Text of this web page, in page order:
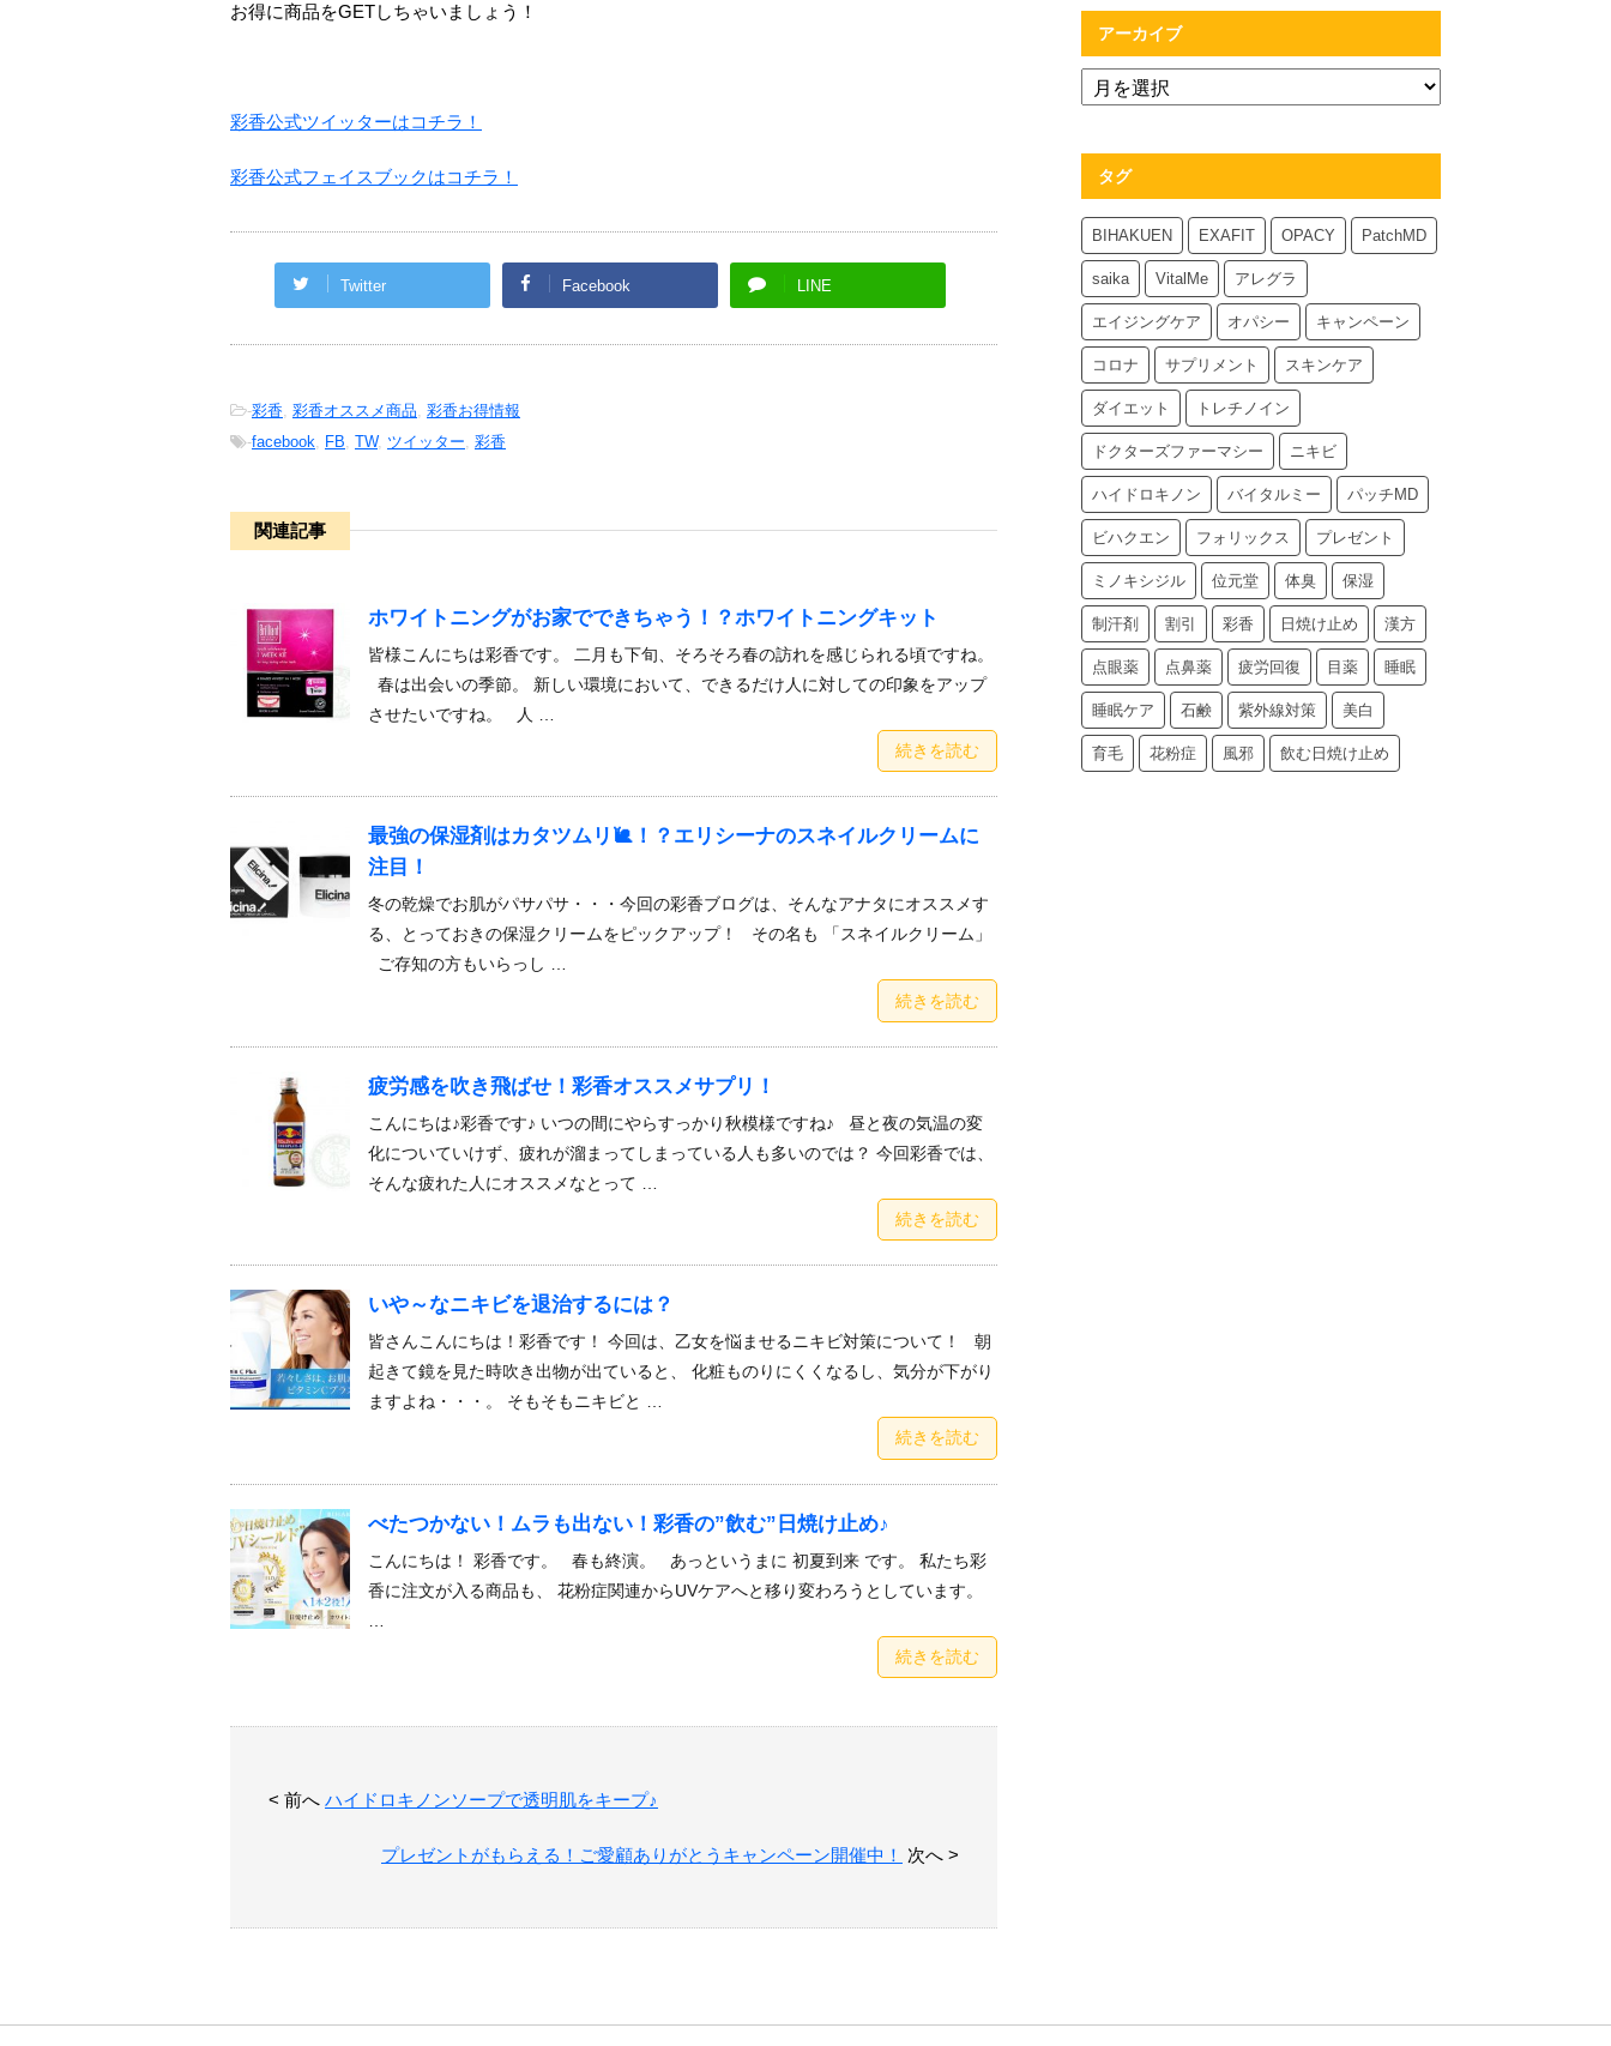
お得に商品をGETしちゃいましょう！
彩香公式ツイッターはコチラ！
彩香公式フェイスブックはコチラ！
Twitter Facebook LINE
-彩香, 彩香オススメ商品, 彩香お得情報
-facebook, FB, TW, ツイッター, 彩香
関連記事
ホワイトニングがお家でできちゃう！？ホワイトニングキット
皆様こんにちは彩香です。 二月も下旬、そろそろ春の訪れを感じられる頃ですね。
春は出会いの季節。 新しい環境において、できるだけ人に対しての印象をアップ
させたいですね。 人 …
続きを読む
最強の保湿剤はカタツムリ🐌！？エリシーナのスネイルクリームに
注目！
冬の乾燥でお肌がパサパサ・・・今回の彩香ブログは、そんなアナタにオススメす
る、とっておきの保湿クリームをピックアップ！ その名も 「スネイルクリーム」
ご存知の方もいらっし …
続きを読む
疲労感を吹き飛ばせ！彩香オススメサプリ！
こんにちは♪彩香です♪ いつの間にやらすっかり秋模様ですね♪ 昼と夜の気温の変
化についていけず、疲れが溜まってしまっている人も多いのでは？ 今回彩香では、
そんな疲れた人にオススメなとって …
続きを読む
いや～なニキビを退治するには？
皆さんこんにちは！彩香です！ 今回は、乙女を悩ませるニキビ対策について！ 朝
起きて鏡を見た時吹き出物が出ていると、 化粧ものりにくくなるし、気分が下がり
ますよね・・・。 そもそもニキビと …
続きを読む
べたつかない！ムラも出ない！彩香の”飲む”日焼け止め♪
こんにちは！ 彩香です。 春も終演。 あっというまに 初夏到来 です。 私たち彩
香に注文が入る商品も、 花粉症関連からUVケアへと移り変わろうとしています。
続きを読む
< 前へ ハイドロキノンソープで透明肌をキープ♪
プレゼントがもらえる！ご愛顧ありがとうキャンペーン開催中！ 次へ >
アーカイブ
タグ
BIHAKUEN EXAFIT OPACY PatchMD
saika VitalMe アレグラ
エイジングケア オパシー キャンペーン
コロナ サプリメント スキンケア
ダイエット トレチノイン
ドクターズファーマシー ニキビ
ハイドロキノン バイタルミー パッチMD
ビハクエン フォリックス プレゼント
ミノキシジル 位元堂 体臭 保湿
制汗剤 割引 彩香 日焼け止め 漢方
点眼薬 点鼻薬 疲労回復 目薬 睡眠
睡眠ケア 石鹸 紫外線対策 美白
育毛 花粉症 風邪 飲む日焼け止め